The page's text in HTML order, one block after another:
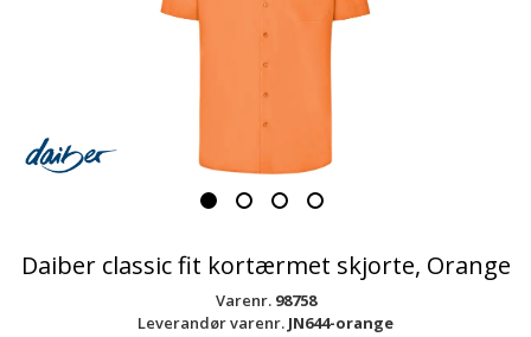
Daiber classic fit kortærmet skjorte, Orange
Varenr. 98758
Leverandør varenr. JN644-orange